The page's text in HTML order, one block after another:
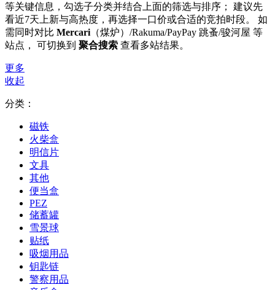
等关键信息，勾选子分类并结合上面的筛选与排序； 建议先
看近7天上新与高热度，再选择一口价或合适的竞拍时段。 如
需同时对比 Mercari （煤炉）/Rakuma/PayPay 跳蚤/骏河屋 等
站点， 可切换到 聚合搜索 查看多站结果。
更多
收起
分类：
磁铁
火柴盒
明信片
文具
其他
便当盒
PEZ
储蓄罐
雪景球
贴纸
吸烟用品
钥匙链
警察用品